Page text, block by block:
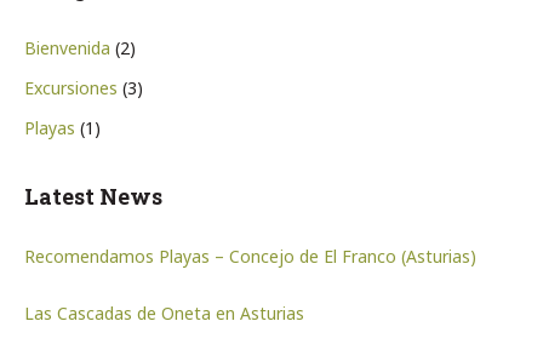
Bienvenida (2)
Excursiones (3)
Playas (1)
Latest News
Recomendamos Playas – Concejo de El Franco (Asturias)
Las Cascadas de Oneta en Asturias